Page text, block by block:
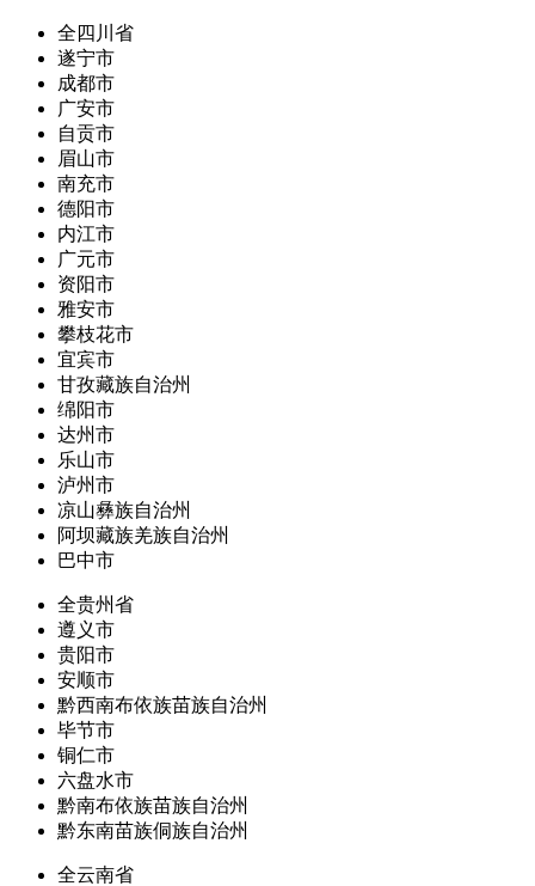
全四川省
遂宁市
成都市
广安市
自贡市
眉山市
南充市
德阳市
内江市
广元市
资阳市
雅安市
攀枝花市
宜宾市
甘孜藏族自治州
绵阳市
达州市
乐山市
泸州市
凉山彝族自治州
阿坝藏族羌族自治州
巴中市
全贵州省
遵义市
贵阳市
安顺市
黔西南布依族苗族自治州
毕节市
铜仁市
六盘水市
黔南布依族苗族自治州
黔东南苗族侗族自治州
全云南省